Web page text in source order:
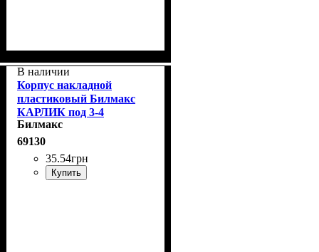
В наличии
Корпус накладной
пластиковый Билмакс
КАРЛИК под 3-4
автомата IP20
Билмакс
69130
35.54грн
Купить